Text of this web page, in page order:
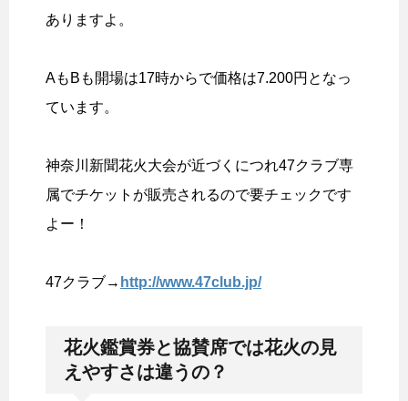
ありますよ。
AもBも開場は17時からで価格は7.200円となっ
ています。
神奈川新聞花火大会が近づくにつれ47クラブ専
属でチケットが販売されるので要チェックです
よー！
47クラブ→ http://www.47club.jp/
花火鑑賞券と協賛席では花火の見
えやすさは違うの？